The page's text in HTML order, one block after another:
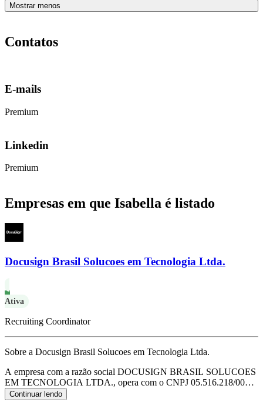
Mostrar menos
Contatos
E-mails
Premium
Linkedin
Premium
Empresas em que Isabella é listado
Docusign Brasil Solucoes em Tecnologia Ltda.
Ativa
Recruiting Coordinator
Sobre a Docusign Brasil Solucoes em Tecnologia Ltda.
A empresa com a razão social DOCUSIGN BRASIL SOLUCOES
EM TECNOLOGIA LTDA., opera com o CNPJ 05.516.218/0001-
17 e tem sua sede localizada em Sao Paulo/SP.
atuação é de consultoria em tecnologia da informação, de acordo
Continuar lendo